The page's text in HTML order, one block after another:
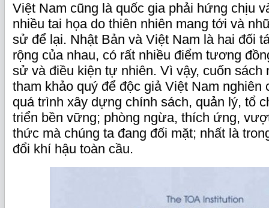
Việt Nam cũng là quốc gia phải hứng chịu
nhiều tai họa do thiên nhiên mang tới và
sử để lại. Nhật Bản và Việt Nam là hai đối
rộng của nhau, có rất nhiều điểm tương
sử và điều kiện tự nhiên. Vì vậy, cuốn sách
tham khảo quý để độc giả Việt Nam nghiên
quá trình xây dựng chính sách, quản lý, tổ
triển bền vững; phòng ngừa, thích ứng,
thức mà chúng ta đang đối mặt; nhất là
đổi khí hậu toàn cầu.